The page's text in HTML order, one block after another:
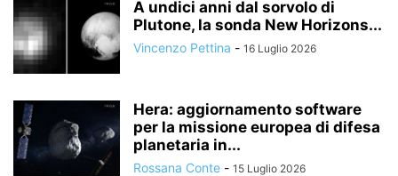
A undici anni dal sorvolo di
Plutone, la sonda New Horizons...
Vincenzo Pettina - 16 Luglio 2026
Hera: aggiornamento software
per la missione europea di difesa
planetaria in...
Rossana Conte - 15 Luglio 2026